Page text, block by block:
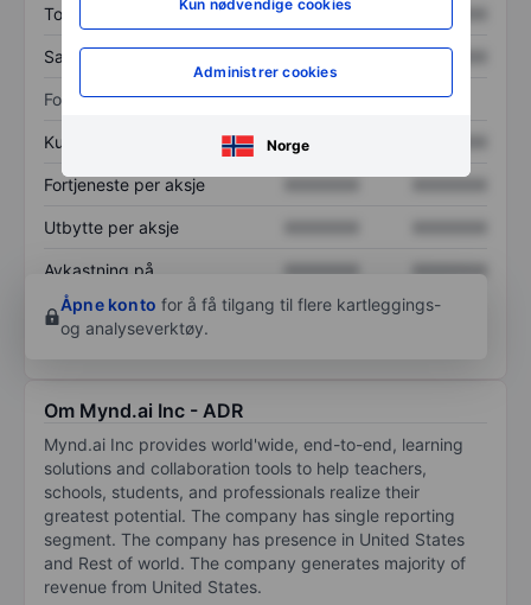
Kun nødvendige cookies
Administrer cookies
Norge
Totale eiendeler XXXXXXX
Samlet gjeld XXXXXXX
Forholdstall
Kurs/salg XXXXXXX
Fortjeneste per aksje
Utbytte per aksje
Avkastning på
egenkapital
XXXXXXX
XXXXXXX
Åpne konto for å få tilgang til flere kartleggings-
og analyseverktøy.
Om Mynd.ai Inc - ADR
Mynd.ai Inc provides world'wide, end-to-end, learning
solutions and collaboration tools to help teachers,
schools, students, and professionals realize their
greatest potential. The company has single reporting
segment. The company has presence in United States
and Rest of world. The company generates majority of
revenue from United States.